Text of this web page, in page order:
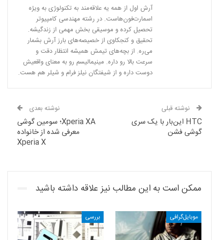
آرش اول از همه یه علاقه‌مند به تکنولوژی به ویژه
اسمارت‌فون‌هاست. در رشته مهندسی کامپیوتر
تحصیل کرده و موسیقی بخش مهمی از زندگیشه.
تحقیق و کنجکاوی از خصیصه‌های بارز آرش بشمار
می‌ره. از بچه‌های تیمش همیشه انتظار دقت و
سرعت بالا رو داره. مینیمالیسم رو به معنای واقعیش
دوست داره و از شیفتگان نیلز فرام و شیلر هم هست.
نوشته قبلی
HTC این‌بار با یک سری
گوشی فشن
نوشته بعدی
Xperia XA؛ سومین گوشی
معرفی شده از خانواده
Xperia X
ممکن است به این مطالب نیز علاقه داشته باشید
موبایل‌گرافی بررسی